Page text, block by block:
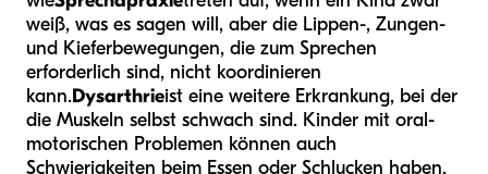
weiß, was es sagen will, aber die Lippen-, Zungen-
und Kieferbewegungen, die zum Sprechen
erforderlich sind, nicht koordinieren
kann.Dysarthrieist eine weitere Erkrankung, bei der
die Muskeln selbst schwach sind. Kinder mit oral-
motorischen Problemen können auch
Schwierigkeiten beim Essen oder Schlucken haben.